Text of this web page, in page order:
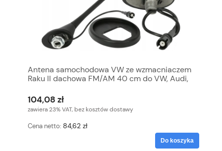
Antena samochodowa VW ze wzmacniaczem
Raku II dachowa FM/AM 40 cm do VW, Audi,
104,08 zł
zawiera 23% VAT, bez kosztów dostawy
Cena netto: 84,62 zł
Do koszyka